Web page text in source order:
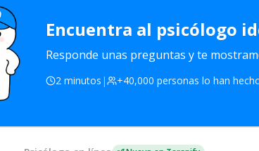
Encuentra al psicólogo
Responde unas preguntas y te
2 minutos | +40,000 personas lo han